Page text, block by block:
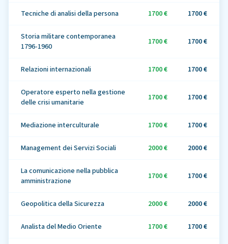
Tecniche di analisi della persona 1700 € 1700 €
Storia militare contemporanea
1796-1960
1700 € 1700 €
Relazioni internazionali 1700 € 1700 €
Operatore esperto nella gestione
delle crisi umanitarie
1700 € 1700 €
Mediazione interculturale 1700 € 1700 €
Management dei Servizi Sociali 2000 € 2000 €
La comunicazione nella pubblica
amministrazione
1700 € 1700 €
Geopolitica della Sicurezza 2000 € 2000 €
Analista del Medio Oriente 1700 € 1700 €